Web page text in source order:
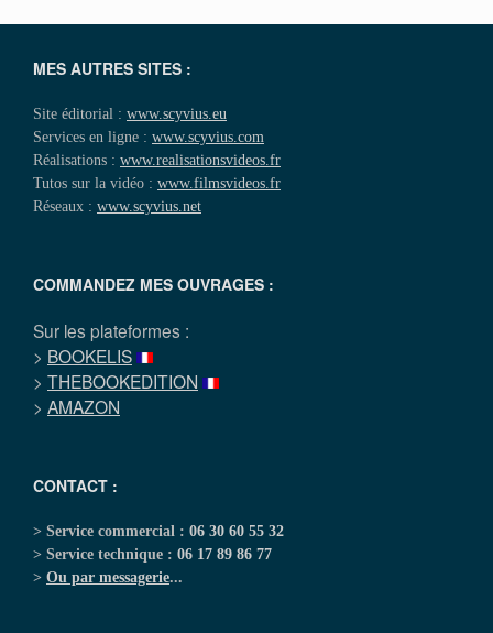
MES AUTRES SITES :
Site éditorial : www.scyvius.eu
Services en ligne : www.scyvius.com
Réalisations : www.realisationsvideos.fr
Tutos sur la vidéo : www.filmsvideos.fr
Réseaux : www.scyvius.net
COMMANDEZ MES OUVRAGES :
Sur les plateformes :
> BOOKELIS
> THEBOOKEDITION
> AMAZON
CONTACT :
> Service commercial : 06 30 60 55 32
> Service technique : 06 17 89 86 77
> Ou par messagerie...